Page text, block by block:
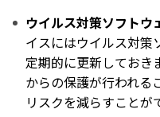
ウイルス対策ソフトウ
イスにはウイルス対策
定期的に更新しておき
からの保護が行われる
リスクを減らすことが